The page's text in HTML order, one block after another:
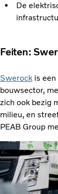
De
Feiten:
Swerock is
bouwsector,
zich ook bezig
milieu, en
PEAB Group